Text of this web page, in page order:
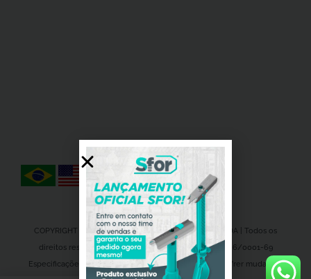
COPYRIGHT 2023 © Sforplast indústria e comércio LTDA | Todos os
direitos reservados | SAC 4223-4188 | CNPJ 56.869.886/0001-69
Especificações técnicas e design do produto podem sofrer mudanças